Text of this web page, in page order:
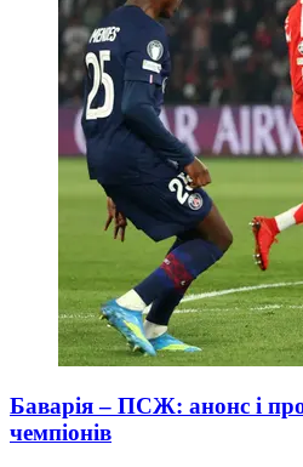
Баварія – ПСЖ: анонс і
чемпіонів